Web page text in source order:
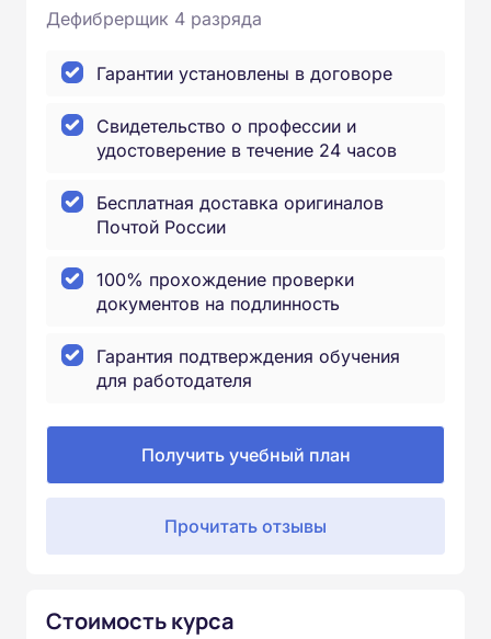
Дефибрерщик 4 разряда
Гарантии установлены в договоре
Свидетельство о профессии и
удостоверение в течение 24 часов
Бесплатная доставка оригиналов
Почтой России
100% прохождение проверки
документов на подлинность
Гарантия подтверждения обучения
для работодателя
Получить учебный план
Прочитать отзывы
Стоимость курса